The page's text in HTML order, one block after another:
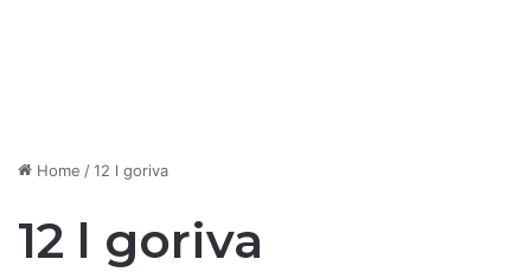
Home /12 l goriva
12 l goriva